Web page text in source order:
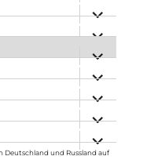
anzeigen
anzeigen
anzeigen
anzeigen
anzeigen
anzeigen
Deutschland und Russland auf